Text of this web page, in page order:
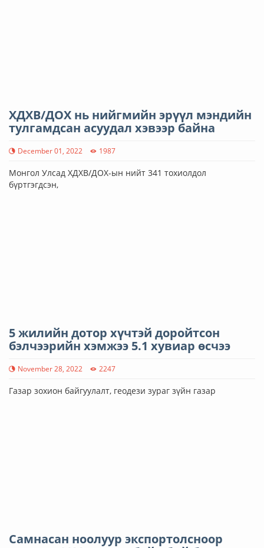
ХДХВ/ДОХ нь нийгмийн эрүүл мэндийн
тулгамдсан асуудал хэвээр байна
December 01, 2022 1987
Монгол Улсад ХДХВ/ДОХ-ын нийт 341 тохиолдол
бүртгэгдсэн,
5 жилийн дотор хүчтэй доройтсон
бэлчээрийн хэмжээ 5.1 хувиар өсчээ
November 28, 2022 2247
Газар зохион байгуулалт, геодези зураг зүйн газар
Самнасан ноолуур экспортолсноор